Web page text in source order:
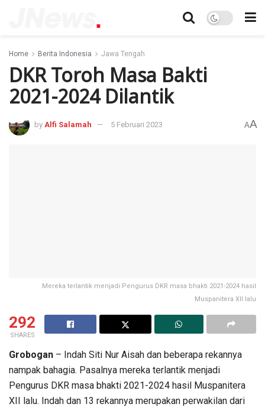
Home Berita Indonesia Jawa Tengah
DKR Toroh Masa Bakti
2021-2024 Dilantik
by Alfi Salamah 5 Februari 2023 AA
Mereka terlantik menjadi Pengurus DKR masa bhakti 2021-2024 hasil
Muspanitera XII lalu
292
SHARES
Grobogan – Indah Siti Nur Aisah dan beberapa rekannya
nampak bahagia. Pasalnya mereka terlantik menjadi
Pengurus DKR masa bhakti 2021-2024 hasil Muspanitera
XII lalu. Indah dan 13 rekannya merupakan perwakilan dari